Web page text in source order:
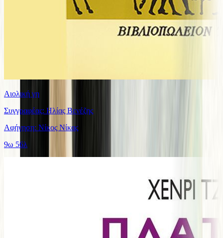
Αιολική γη
Συγγραφέας: Ηλίας Βενέζης
Αφήγηση: Νίκος Νίκας
9ω 56λ